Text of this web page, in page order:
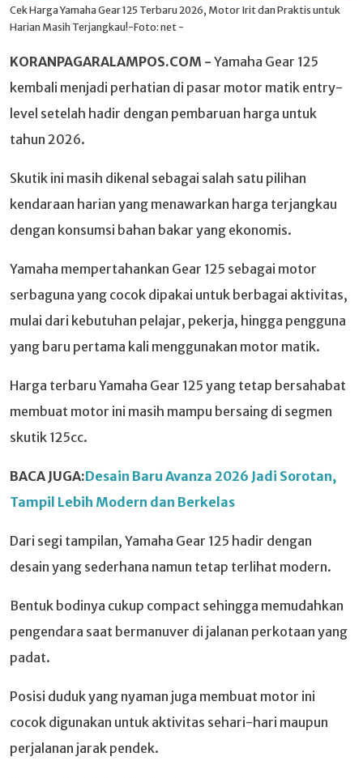
Cek Harga Yamaha Gear 125 Terbaru 2026, Motor Irit dan Praktis untuk
Harian Masih Terjangkau!-Foto: net -
KORANPAGARALAMPOS.COM - Yamaha Gear 125
kembali menjadi perhatian di pasar motor matik entry-
level setelah hadir dengan pembaruan harga untuk
tahun 2026.
Skutik ini masih dikenal sebagai salah satu pilihan
kendaraan harian yang menawarkan harga terjangkau
dengan konsumsi bahan bakar yang ekonomis.
Yamaha mempertahankan Gear 125 sebagai motor
serbaguna yang cocok dipakai untuk berbagai aktivitas,
mulai dari kebutuhan pelajar, pekerja, hingga pengguna
yang baru pertama kali menggunakan motor matik.
Harga terbaru Yamaha Gear 125 yang tetap bersahabat
membuat motor ini masih mampu bersaing di segmen
skutik 125cc.
BACA JUGA:Desain Baru Avanza 2026 Jadi Sorotan,
Tampil Lebih Modern dan Berkelas
Dari segi tampilan, Yamaha Gear 125 hadir dengan
desain yang sederhana namun tetap terlihat modern.
Bentuk bodinya cukup compact sehingga memudahkan
pengendara saat bermanuver di jalanan perkotaan yang
padat.
Posisi duduk yang nyaman juga membuat motor ini
cocok digunakan untuk aktivitas sehari-hari maupun
perjalanan jarak pendek.